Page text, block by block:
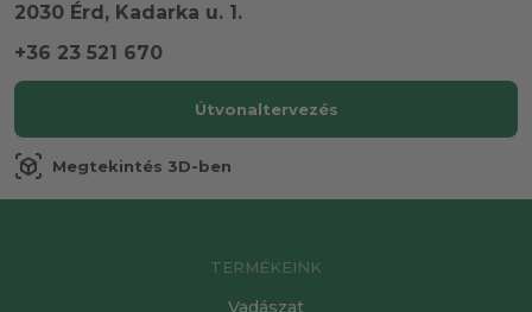
2030 Érd, Kadarka u. 1.
+36 23 521 670
Útvonaltervezés
view_in_ar Megtekintés 3D-ben
TERMÉKEINK
Vadászat